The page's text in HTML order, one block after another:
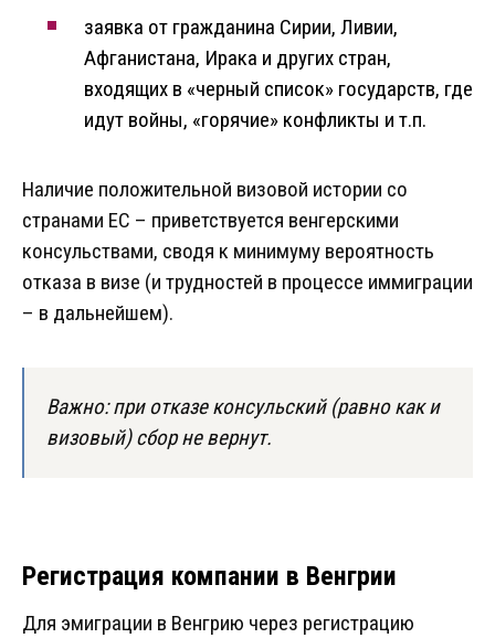
заявка от гражданина Сирии, Ливии,
Афганистана, Ирака и других стран,
входящих в «черный список» государств, где
идут войны, «горячие» конфликты и т.п.
Наличие положительной визовой истории со
странами ЕС – приветствуется венгерскими
консульствами, сводя к минимуму вероятность
отказа в визе (и трудностей в процессе иммиграции
– в дальнейшем).
Важно: при отказе консульский (равно как и
визовый) сбор не вернут.
Регистрация компании в Венгрии
Для эмиграции в Венгрию через регистрацию